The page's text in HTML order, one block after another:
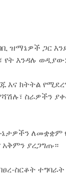
ዝማኔዎች ጋር
እንዳሉ
እና ክትትል
ስራዎችን
ለመቋቋም
ያረጋግጡ።
ስርቆት